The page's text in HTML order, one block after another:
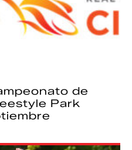
de
Park